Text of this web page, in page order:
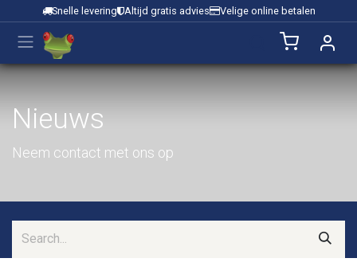
Overslaan naar inhoud
Snelle levering Altijd gratis advies Velige online betalen
Nieuws
Neem contact met ons op